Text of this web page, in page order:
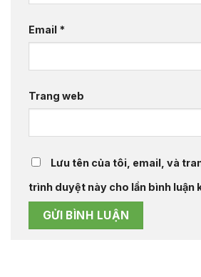
Email *
Trang web
Lưu tên của tôi, email, và
trình duyệt này cho lần bình luận